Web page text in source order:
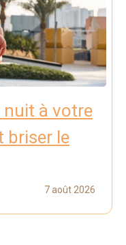
nuit à votre
briser le
7 août 2026